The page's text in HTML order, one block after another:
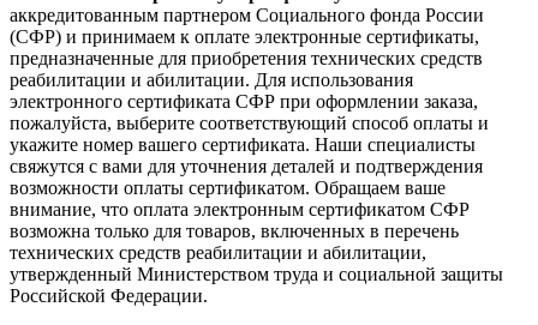
аккредитованным партнером Социального фонда России
(СФР) и принимаем к оплате электронные сертификаты,
предназначенные для приобретения технических средств
реабилитации и абилитации. Для использования
электронного сертификата СФР при оформлении заказа,
пожалуйста, выберите соответствующий способ оплаты и
укажите номер вашего сертификата. Наши специалисты
свяжутся с вами для уточнения деталей и подтверждения
возможности оплаты сертификатом. Обращаем ваше
внимание, что оплата электронным сертификатом СФР
возможна только для товаров, включенных в перечень
технических средств реабилитации и абилитации,
утвержденный Министерством труда и социальной защиты
Российской Федерации.